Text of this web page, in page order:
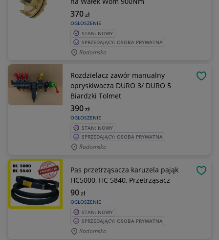
OGŁOSZENIE
370zł
STAN: NOWY
SPRZEDAJĄCY: OSOBA PRYWATNA
Radomsko
Rozdzielacz zawór manualny
opryskiwacza DURO 3/ DURO 5
Biardzki Tolmet
OGŁOSZENIE
390zł
STAN: NOWY
SPRZEDAJĄCY: OSOBA PRYWATNA
Radomsko
Pas przetrząsacza karuzela pająk
HC5000, HC 5840, Przetrząsacz
OGŁOSZENIE
90zł
STAN: NOWY
SPRZEDAJĄCY: OSOBA PRYWATNA
Radomsko